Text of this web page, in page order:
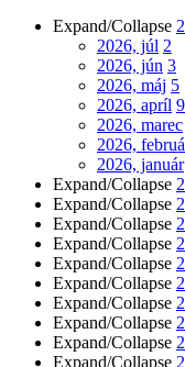
Expand/Collapse
2026, júl 2
2026, jún 3
2026, máj 5
2026, apríl 9
2026, marec
2026,
2026, január
Expand/Collapse
Expand/Collapse
Expand/Collapse
Expand/Collapse
Expand/Collapse
Expand/Collapse
Expand/Collapse
Expand/Collapse
Expand/Collapse
Expand/Collapse